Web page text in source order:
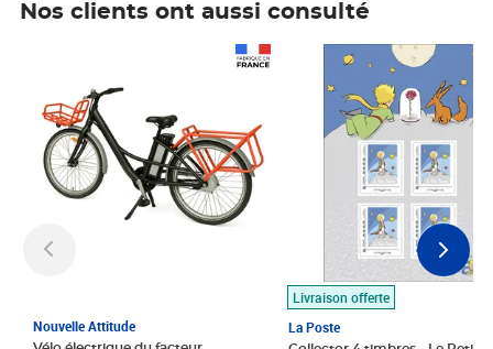
Nos clients ont aussi consulté
Nouvelle Attitude
Livraison offerte
La Poste
Prix 7,50€